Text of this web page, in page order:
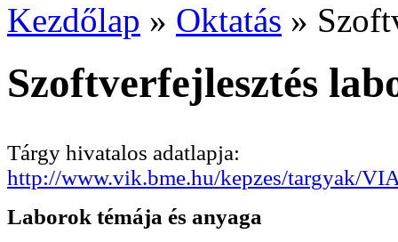
Kezdőlap » Oktatás »
Szoftverfejlesztés
Tárgy hivatalos adatlapja:
http://www.vik.bme.hu/kepzes/targyak/
Laborok témája és anyaga